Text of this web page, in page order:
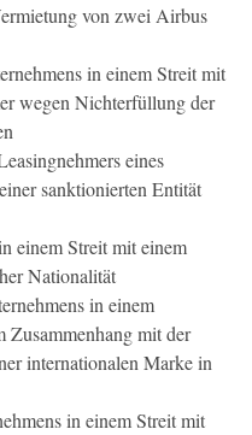
von zwei Airbus
in einem Streit mit
wegen Nichterfüllung der
eines
sanktionierten Entität
einem Streit mit einem
Nationalität
in einem
Zusammenhang mit der
internationalen Marke in
in einem Streit mit